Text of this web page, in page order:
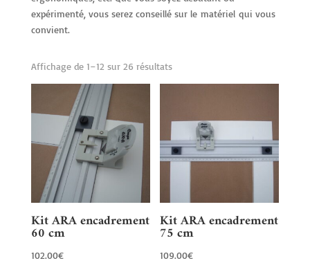
expérimenté, vous serez conseillé sur le matérielqui vous
convient.
Affichage de 1–12 sur 26 résultats
Kit ARA encadrement
60 cm
102.00€
Kit ARA encadrement
75 cm
109.00€